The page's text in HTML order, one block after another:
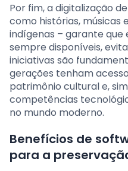
Por fim, a digitalização
como histórias, músicas
indígenas – garante que
sempre disponíveis,
iniciativas são
gerações tenham
patrimônio cultural e,
competências
no mundo moderno.
Benefícios de
para a